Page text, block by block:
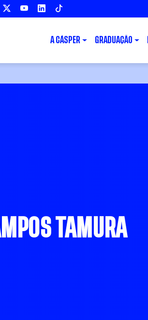
YOUTUBELINKEDIN
A CÁSPER GRADUAÇÃO
TAMURA